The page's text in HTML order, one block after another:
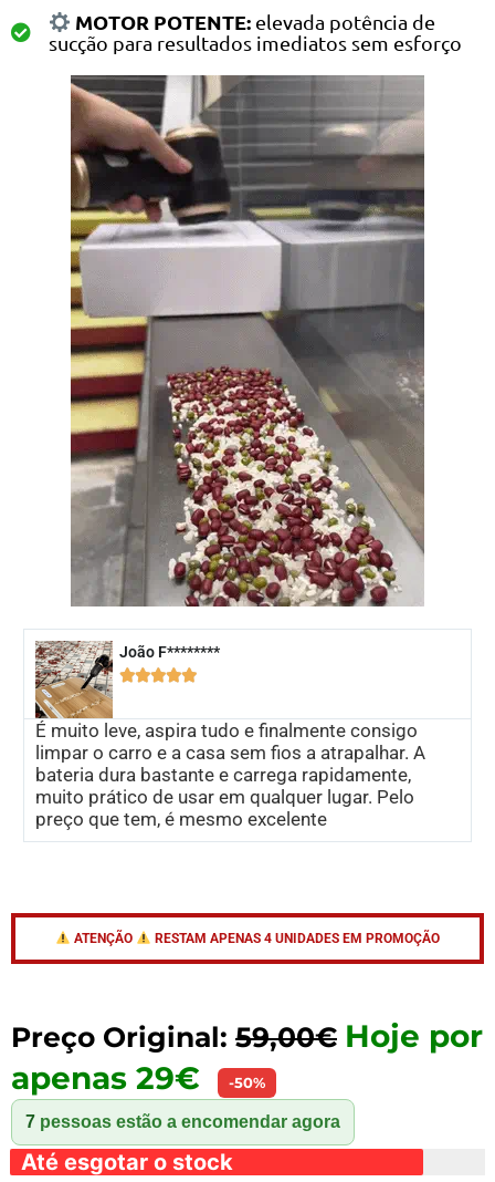
MOTOR POTENTE: elevada potência de
sucção para resultados imediatos sem esforço
João F********

É muito leve, aspira tudo e finalmente consigo
limpar o carro e a casa sem fios a atrapalhar. A
bateria dura bastante e carrega rapidamente,
muito prático de usar em qualquer lugar. Pelo
preço que tem, é mesmo excelente
ATENÇÃO RESTAM APENAS 4 UNIDADES EM PROMOÇÃO
Preço Original: 59,00€ Hoje por
apenas 29€
-50%
7 pessoas estão a encomendar agora
Até esgotar o stock